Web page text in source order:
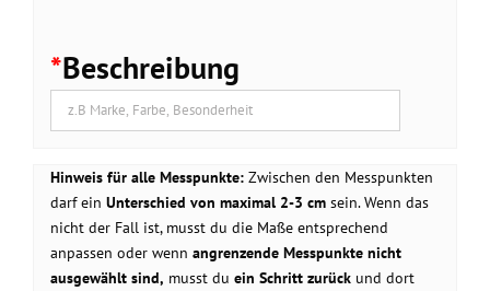
*Beschreibung
Hinweis für alle Messpunkte: Zwischen den Messpunkten
darf ein Unterschied von maximal 2-3 cm sein. Wenn das
nicht der Fall ist, musst du die Maße entsprechend
anpassen oder wenn angrenzende Messpunkte nicht
ausgewählt sind, musst du ein Schritt zurück und dort